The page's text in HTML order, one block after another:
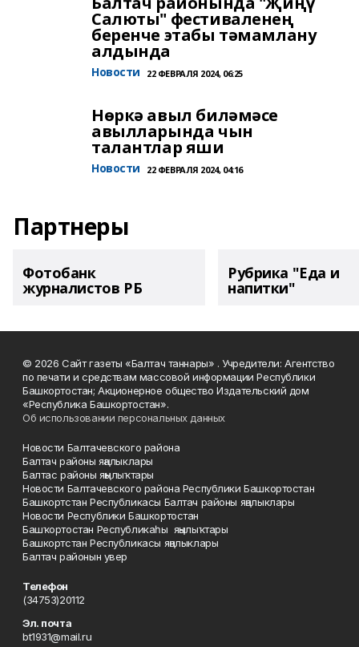
Салюты" фестиваленең
беренче этабы тәмамлану
алдында
Новости 22 ФЕВРАЛЯ 2024, 06:25
Нөркә авыл биләмәсе
авылларында чын
талантлар яши
Новости 22 ФЕВРАЛЯ 2024, 04:16
Партнеры
Фотобанк
журналистов РБ
Рубрика "Еда и
напитки"
© 2026 Сайт газеты «Балтач таннары» . Учредители: Агентство
по печати и средствам массовой информации Республики
Башкортостан; Акционерное общество Издательский дом
«Республика Башкортостан».
Об использовании персональных данных
Новости Балтачевского района
Балтач районы яңалыклары
Балтас районы яңылыҡтары
Новости Балтачевского района Республики Башкортостан
Башкортстан Республикасы Балтач районы яңалыклары
Новости Республики Башкортостан
Башҡортостан Республикаһы яңылыҡтары
Башкортстан Республикасы яңалыклары
Балтач районын увер
Телефон
(34753)20112
Эл. почта
bt1931@mail.ru